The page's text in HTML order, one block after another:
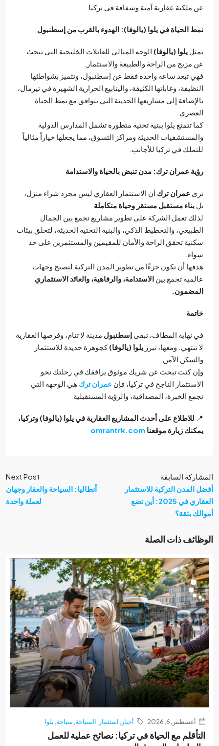
عقارية آمنة وشفافة في تركيا.
الحياة في يلوا (يالوفا): الهدوء بالقرب من إسطنبول
يلوا (يالوفا) الوجه المثالي للعائلات الخليجية التي تبحث
من الراحة والطبيعة والاستثمار.
تبعد ساعة واحدة فقط عن إسطنبول، وتتميز بشواطئها
وغاباتها الكثيفة، والينابيع الحرارية الشهيرة في تيرمال،
إلى مشاريعها الحديثة التي تتوافق مع نمط الحياة
تتمتع يلوا ببنية تحتية متطورة تشمل المدارس الدولية
الحديثة ومراكز التسوق، مما يجعلها خياراً مثالياً
في تركيا للأجانب.
عمران ترك: مدن تنبض بالحياة والاستدامة
عمران تركأن الاستثمار العقاري ليس مجرد شراء منزل،
بناء مستقبل مستقر وحياة متكاملة .
تعمل الشركة على تطوير مشاريع تجمع بين الجمال
والتخطيط الذكي، والبنية التحتية الحديثة، لتخلق بيئات
تحقق الراحة والأمان للمقيمين والمستثمرين على حد
أن تكون جزءًا من تطوير المدن التركية لتصبح وجهات
تجمع بينالاستدامة، والرفاهية، والعائد الاستثماري
المطاف، تبقى إسطنبولمدينة لا تنام، وفرصها العقارية
ومعها، تبرزيلوا (يالوفا) كجوهرة جديدة للاستثمار
الآمن.
كنت تبحث عن شريك موثوق يرافقك في رحلتك نحو
الناجح في تركيا، فإنعمران تركهي الوجهة التي
الخبرة، المصداقية، والرؤية المستقبلية.
للاطلاع على أحدث المشاريع العقارية في يلوا (يالوفا) وتركيا،
زيارة موقعناomrantrk.com
السابقة
التركية للاستثمار
العقاري في 2025: أين تضع
بثقة؟
Next Post
أنطاليا: السياحة والعقار وجهان
لعملة واحدة
ذات الصلة
6, 2026 أخبار ,استثمار السياحة سياحة,يلوا
مع الحياة في تركيا: نصائح عملية للعمل